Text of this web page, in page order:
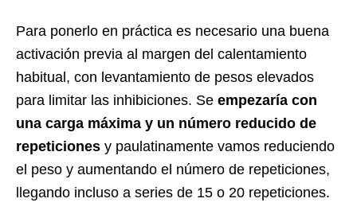
Para ponerlo en práctica es necesario una buena
activación previa al margen del calentamiento
habitual, con levantamiento de pesos elevados
para limitar las inhibiciones. Se empezaría con
una carga máxima y un número reducido de
repeticiones y paulatinamente vamos reduciendo
el peso y aumentando el número de repeticiones,
llegando incluso a series de 15 o 20 repeticiones.